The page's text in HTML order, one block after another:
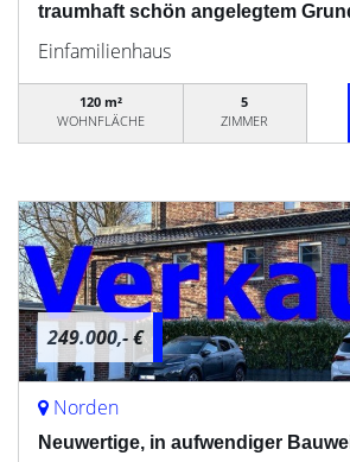
traumhaft schön angelegtem
Einfamilienhaus
120 m²
WOHNFLÄCHE
5
ZIMMER
249.000,- €
Norden
Neuwertige, in aufwendiger